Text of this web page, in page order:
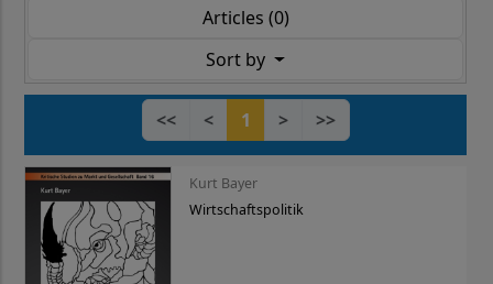
Articles (0)
Sort by
<< < 1 > >>
Kurt Bayer
Wirtschaftspolitik